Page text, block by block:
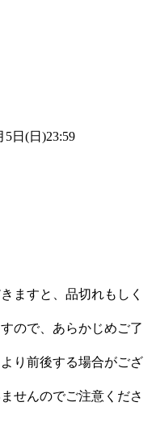
5日(日)23:59
ますと、品切れもしく
ので、あらかじめご了
り前後する場合がござ
せんのでご注意くださ